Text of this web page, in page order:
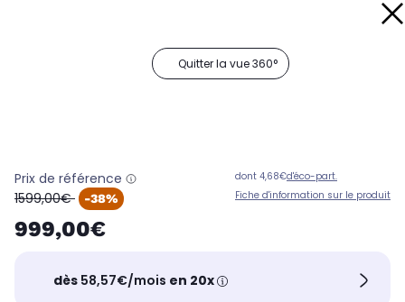
Quitter la vue 360°
Prix de référence
oldPrice
1599,00€ -38%
999,00€
dont 4,68€d'éco-part.
Fiche d'information sur le produit
dès 58,57€/mois en 20x